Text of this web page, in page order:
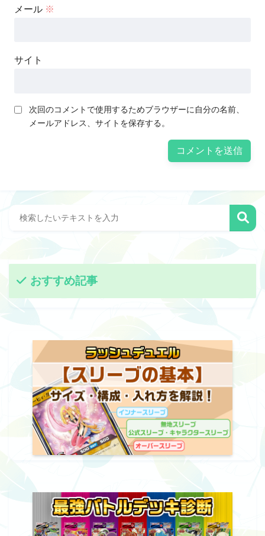
メール ※
サイト
次回のコメントで使用するためブラウザーに自分の名前、
メールアドレス、サイトを保存する。
おすすめ記事